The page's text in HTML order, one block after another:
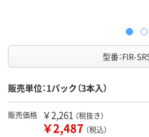
型番：FIR-
販売単位：1パック（3本入）
販売価格 ￥2,261 （税抜き）
￥2,487 （税込）